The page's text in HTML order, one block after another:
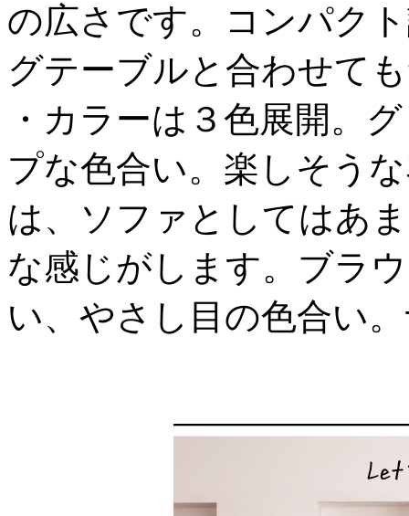
の広さです。コンパク
グテーブルと合わせて
・カラーは３色展開。
プな色合い。楽しそう
は、ソファとしてはあ
な感じがします。ブラ
い、やさし目の色合い